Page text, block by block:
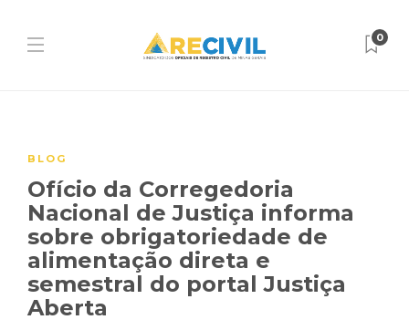
0
BLOG
Ofício da Corregedoria
Nacional de Justiça informa
sobre obrigatoriedade de
alimentação direta e
semestral do portal Justiça
Aberta